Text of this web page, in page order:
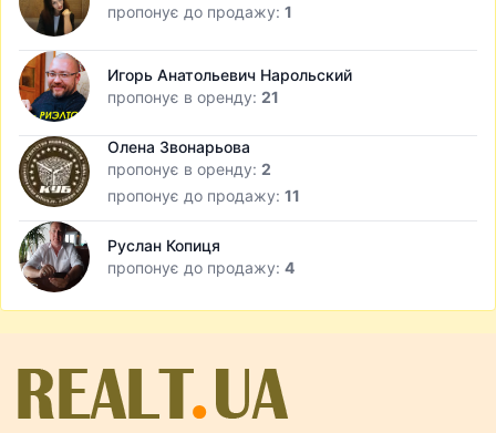
пропонує до продажу: 1
Игорь Анатольевич Нарольский
пропонує в оренду: 21
Олена Звонарьова
пропонує в оренду: 2
пропонує до продажу: 11
Руслан Копиця
пропонує до продажу: 4